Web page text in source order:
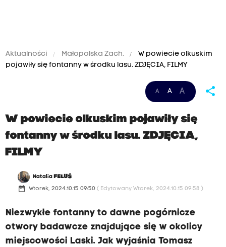
Aktualności Małopolska Zach.
W powiecie olkuskim
pojawiły się fontanny w środku lasu. ZDJĘCIA, FILMY
A A A share
W powiecie olkuskim pojawiły się
fontanny w środku lasu. ZDJĘCIA,
FILMY
Natalia FELUŚ
date_range Wtorek, 2024.10.15 09:50 ( Edytowany Wtorek, 2024.10.15 09:58 )
Niezwykłe fontanny to dawne pogórnicze
otwory badawcze znajdujące się w okolicy
miejscowości Laski. Jak wyjaśnia Tomasz